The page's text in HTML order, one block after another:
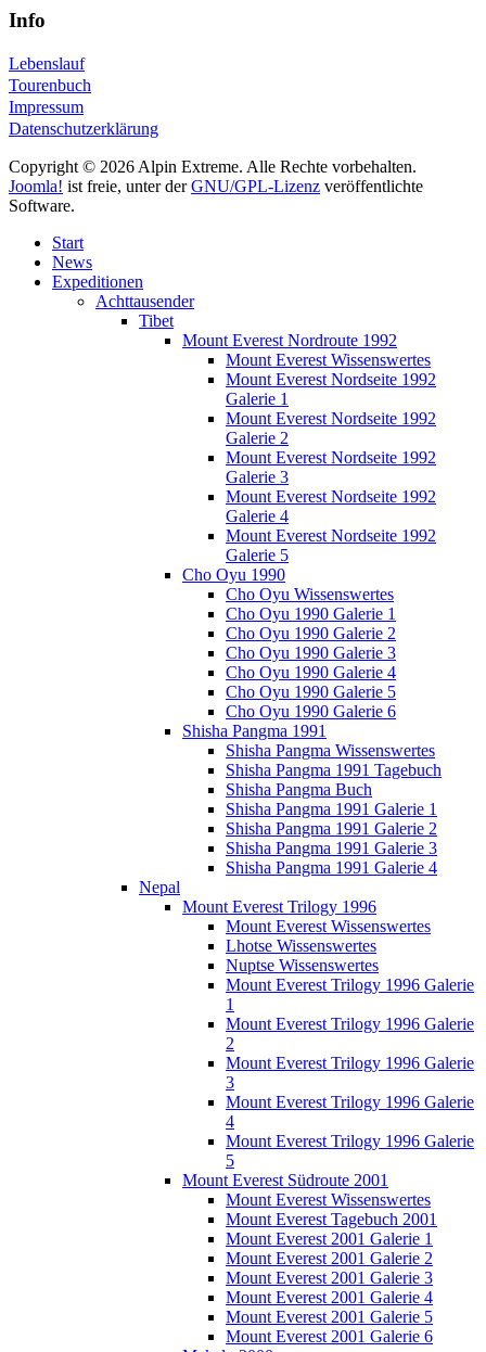
Info
Lebenslauf
Tourenbuch
Impressum
Datenschutzerklärung
Copyright © 2026 Alpin Extreme. Alle Rechte vorbehalten.
Joomla! ist freie, unter derGNU/GPL-Lizenz veröffentlichte
Software.
Start
News
Expeditionen
Achttausender
Tibet
Mount Everest Nordroute 1992
Mount Everest Wissenswertes
Mount Everest Nordseite 1992
Galerie 1
Mount Everest Nordseite 1992
Galerie 2
Mount Everest Nordseite 1992
Galerie 3
Mount Everest Nordseite 1992
Galerie 4
Mount Everest Nordseite 1992
Galerie 5
Cho Oyu 1990
Cho Oyu Wissenswertes
Cho Oyu 1990 Galerie 1
Cho Oyu 1990 Galerie 2
Cho Oyu 1990 Galerie 3
Cho Oyu 1990 Galerie 4
Cho Oyu 1990 Galerie 5
Cho Oyu 1990 Galerie 6
Shisha Pangma 1991
Shisha Pangma Wissenswertes
Shisha Pangma 1991 Tagebuch
Shisha Pangma Buch
Shisha Pangma 1991 Galerie 1
Shisha Pangma 1991 Galerie 2
Shisha Pangma 1991 Galerie 3
Shisha Pangma 1991 Galerie 4
Nepal
Mount Everest Trilogy 1996
Mount Everest Wissenswertes
Lhotse Wissenswertes
Nuptse Wissenswertes
Mount Everest Trilogy 1996 Galerie
1
Mount Everest Trilogy 1996 Galerie
2
Mount Everest Trilogy 1996 Galerie
3
Mount Everest Trilogy 1996 Galerie
4
Mount Everest Trilogy 1996 Galerie
5
Mount Everest Südroute 2001
Mount Everest Wissenswertes
Mount Everest Tagebuch 2001
Mount Everest 2001 Galerie 1
Mount Everest 2001 Galerie 2
Mount Everest 2001 Galerie 3
Mount Everest 2001 Galerie 4
Mount Everest 2001 Galerie 5
Mount Everest 2001 Galerie 6